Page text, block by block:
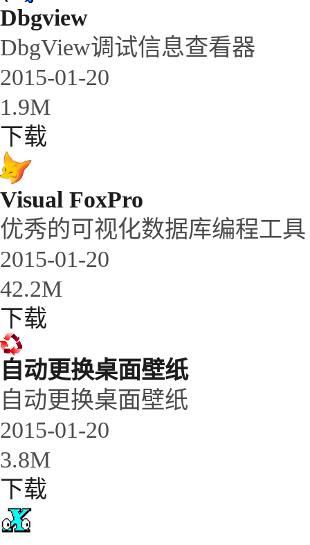
Dbgview
DbgView调试信息查看器
2015-01-20
1.9M
下载
Visual FoxPro
优秀的可视化数据库编程工具
2015-01-20
42.2M
下载
自动更换桌面壁纸
自动更换桌面壁纸
2015-01-20
3.8M
下载